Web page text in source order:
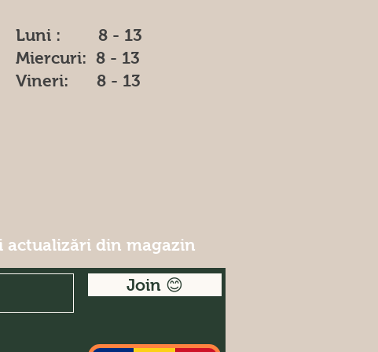
Luni : 8 - 13
Miercuri: 8 - 13
Vineri: 8 - 13
din magazin
Join 😊